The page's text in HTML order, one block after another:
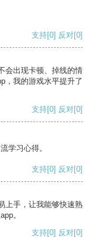
支持[0] 反对[0]
会出现卡顿、掉线的情
，我的游戏水平提升了
支持[0] 反对[0]
学习心得。
支持[0] 反对[0]
上手，让我能够快速熟
。
支持[0] 反对[0]